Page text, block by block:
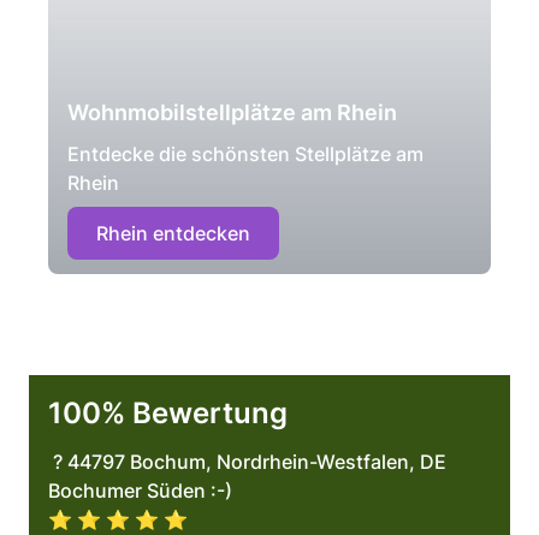
Wohnmobilstellplätze am Rhein
Entdecke die schönsten Stellplätze am
Rhein
Rhein entdecken
100% Bewertung
? 44797 Bochum, Nordrhein-Westfalen, DE
Bochumer Süden :-)
⭐️ ⭐️ ⭐️ ⭐️ ⭐️